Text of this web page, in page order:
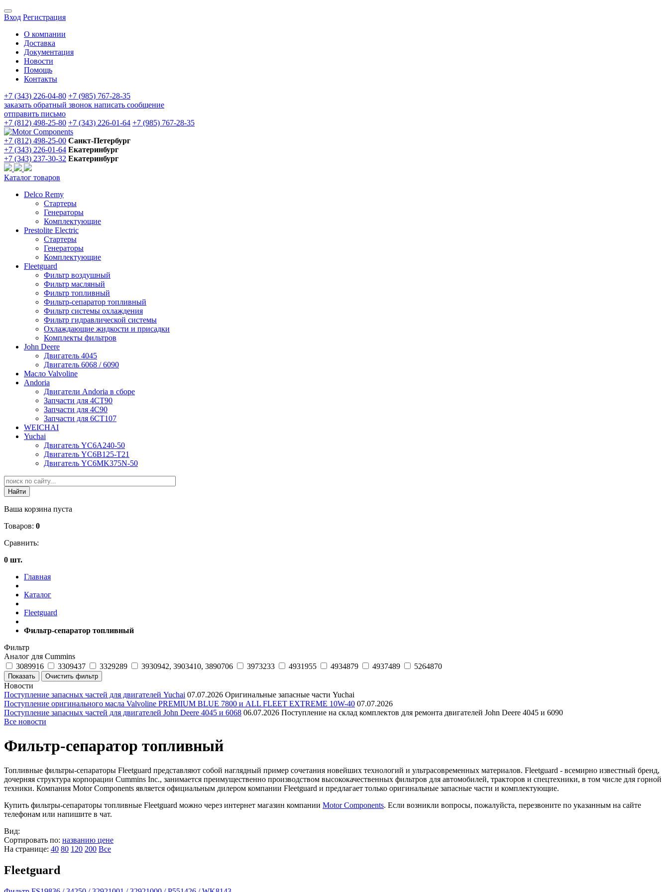
Вход Регистрация
О компании
Доставка
Документация
Новости
Помощь
Контакты
+7 (343) 226-04-80 +7 (985) 767-28-35
заказать обратный звонок написать сообщение
отправить письмо
+7 (812) 498-25-80 +7 (343) 226-01-64 +7 (985) 767-28-35
+7 (812) 498-25-00 Санкт-Петербург
+7 (343) 226-01-64 Екатеринбург
+7 (343) 237-30-32 Екатеринбург
Каталог товаров
Delco Remy
Стартеры
Генераторы
Комплектующие
Prestolite Electric
Стартеры
Генераторы
Комплектующие
Fleetguard
Фильтр воздушный
Фильтр масляный
Фильтр топливный
Фильтр-сепаратор топливный
Фильтр системы охлаждения
Фильтр гидравлической системы
Охлаждающие жидкости и присадки
Комплекты фильтров
John Deere
Двигатель 4045
Двигатель 6068 / 6090
Масло Valvoline
Andoria
Двигатели Andoria в сборе
Запчасти для 4CT90
Запчасти для 4С90
Запчасти для 6CT107
WEICHAI
Yuchai
Двигатель YC6A240-50
Двигатель YC6B125-T21
Двигатель YC6MK375N-50
Ваша корзина пуста
Товаров: 0
Сравнить:
0 шт.
Главная
Каталог
Fleetguard
Фильтр-сепаратор топливный
Фильтр
Аналог для Cummins
3089916
3309437 3329289 3930942, 3903410, 3890706 3973233 4931955 4934879 4937489 5264870
Новости
Поступление запасных частей для двигателей Yuchai 07.07.2026 Оригинальные запасные части Yuchai
Поступление оригинального масла Valvoline PREMIUM BLUE 7800 и ALL FLEET EXTREME 10W-40 07.07.2026
Поступление запасных частей для двигателей John Deere 4045 и 6068 06.07.2026 Поступление на склад комплектов для ремонта двигателей John Deere 4045 и 6090
Все новости
Фильтр-сепаратор топливный
Топливные фильтры-сепараторы Fleetguard представляют собой наглядный пример сочетания новейших технологий и ультрасовременных материалов. Fleetguard - всемирно известный бренд,
дочерняя структура корпорации Cummins Inc., занимается преимущественно производством высококачественных фильтров для автомобилей, тракторов и спецтехники, в том числе для горной
техники. Компания Motor Components является официальным дилером компании Fleetguard и предлагает только оригинальные запасные части и комплектующие.
Купить фильтры-сепараторы топливные Fleetguard можно через интернет магазин компании Motor Components. Если возникли вопросы, пожалуйста, перезвоните по указанным на сайте
телефонам или напишите в чат.
Вид:
Сортировать по: названию цене
На странице: 40 80 120 200 Все
Fleetguard